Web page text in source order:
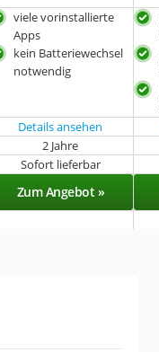
viele vorinstallierte
Apps
kein Batteriewechsel
notwendig
Details ansehen
2 Jahre
Sofort lieferbar
Zum Angebot »